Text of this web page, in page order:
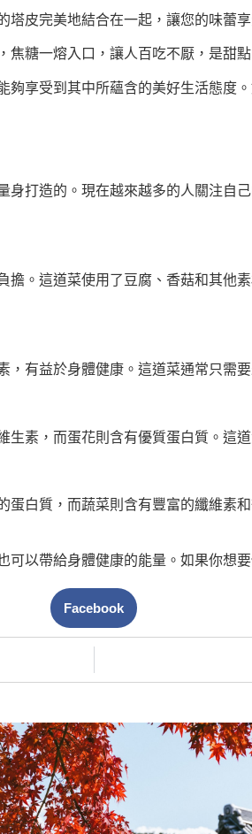
皮完美地結合在一起，讓您的味蕾享
糖一熔入口，讓人百吃不厭，是甜點
享受到其中所蘊含的美好生活態度
打造的。現在越來越多的人關注自
。這道菜使用了豆腐、香菇和其他
有益於身體健康。這道菜通常只需
素，而蛋花則含有優質蛋白質。這
白質，而蔬菜則含有豐富的纖維素
以帶給身體健康的能量。如果你想
Facebook